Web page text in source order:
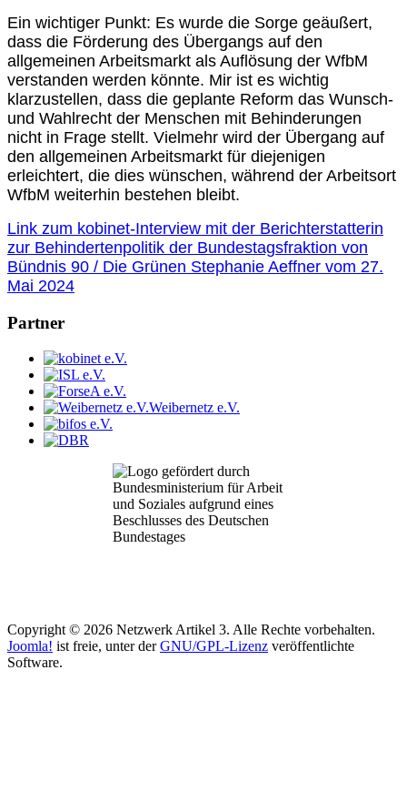
Ein wichtiger Punkt: Es wurde die Sorge geäußert,
dass die Förderung des Übergangs auf den
allgemeinen Arbeitsmarkt als Auflösung der WfbM
verstanden werden könnte. Mir ist es wichtig
klarzustellen, dass die geplante Reform das Wunsch-
und Wahlrecht der Menschen mit Behinderungen
nicht in Frage stellt. Vielmehr wird der Übergang auf
den allgemeinen Arbeitsmarkt für diejenigen
erleichtert, die dies wünschen, während der Arbeitsort
WfbM weiterhin bestehen bleibt.
Link zum kobinet-Interview mit der Berichterstatterin
zur Behindertenpolitik der Bundestagsfraktion von
Bündnis 90 / Die Grünen Stephanie Aeffner vom 27.
Mai 2024
Partner
Weibernetz e.V.
Copyright © 2026 Netzwerk Artikel 3. Alle Rechte vorbehalten.
Joomla! ist freie, unter derGNU/GPL-Lizenz veröffentlichte
Software.